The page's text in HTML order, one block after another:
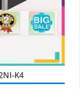
K4